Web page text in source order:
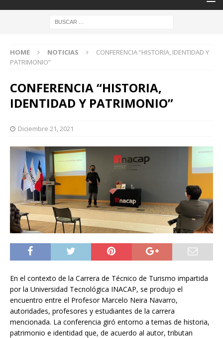
HOME NOTICIAS
CONFERENCIA “HISTORIA, IDENTIDAD Y
PATRIMONIO”
CONFERENCIA “HISTORIA,
IDENTIDAD Y PATRIMONIO”
Diciembre 21, 2021
En el contexto de la Carrera de Técnico de Turismo impartida
por la Universidad Tecnológica INACAP, se produjo el
encuentro entre el Profesor Marcelo Neira Navarro,
autoridades, profesores y estudiantes de la carrera
mencionada. La conferencia giró entorno a temas de historia,
patrimonio e identidad que, de acuerdo al autor, tributan